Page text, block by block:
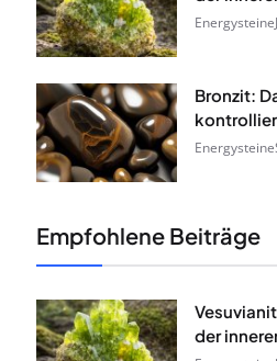
Energysteine
Bronzit:
Energysteine
Empfohlene Beiträge
der